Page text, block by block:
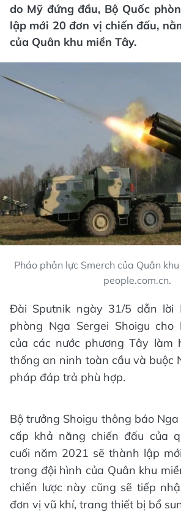
do Mỹ đứng đầu, Bộ Quốc
lập mới 20 đơn vị chiến đấu,
của Quân khu miền Tây.
Pháo phản lực Smerch của Quân
people.com.cn.
Đài Sputnik ngày 31/5 dẫn lời
phòng Nga Sergei Shoigu
của các nước phương Tây làm
thống an ninh toàn cầu và buộc
pháp đáp trả phù hợp.
Bộ trưởng Shoigu thông báo
cấp khả năng chiến đấu của
cuối năm 2021 sẽ thành lập
trong đội hình của Quân khu
chiến lược này cũng sẽ tiếp
đơn vị vũ khí, trang thiết bị bổ